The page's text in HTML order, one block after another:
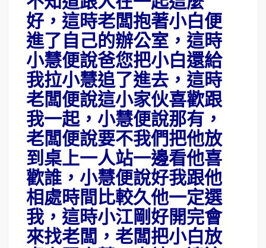
好，這時老闆抱著小白便
進了自己的辦公室，這時
小慧便說爸您把小白還給
我拉小慧追了進去，這時
老闆便說這小家伙喜歡跟
我一起，小慧便說那有，
老闆便說要不我們把他放
到桌上一人站一邊看他喜
歡誰，小慧便說好我跟他
相處時間比較久他一定選
我，這時小江剛好開完會
來找老闆，老闆把小白放